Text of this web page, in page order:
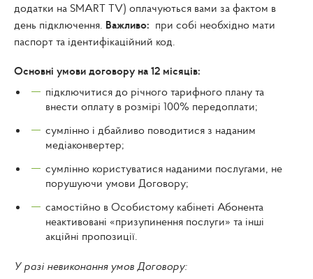
додатки на SMART TV) оплачуються вами за фактом в
день підключення. Важливо: при собі необхідно мати
паспорт та ідентифікаційний код.
Основні умови договору на 12 місяців:
підключитися до річного тарифного плану та
внести оплату в розмірі 100% передоплати;
сумлінно і дбайливо поводитися з наданим
медіаконвертер;
сумлінно користуватися наданими послугами, не
порушуючи умови Договору;
самостійно в Особистому кабінеті Абонента
неактивовані «призупинення послуги» та інші
акційні пропозиції.
У разі невиконання умов Договору: